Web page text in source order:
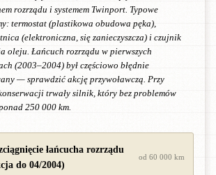
rozrządu i systemem Twinport. Typowe
termostat (plastikowa obudowa pęka),
(elektroniczna, się zanieczyszcza) i czujnik
oleju. Łańcuch rozrządu w pierwszych
(2003–2004) był częściowo błędnie
— sprawdzić akcję przywoławczą. Przy
trwały silnik, który bez problemów
250 000 km.
łańcucha rozrządu
do 04/2004)
od 60 000 km